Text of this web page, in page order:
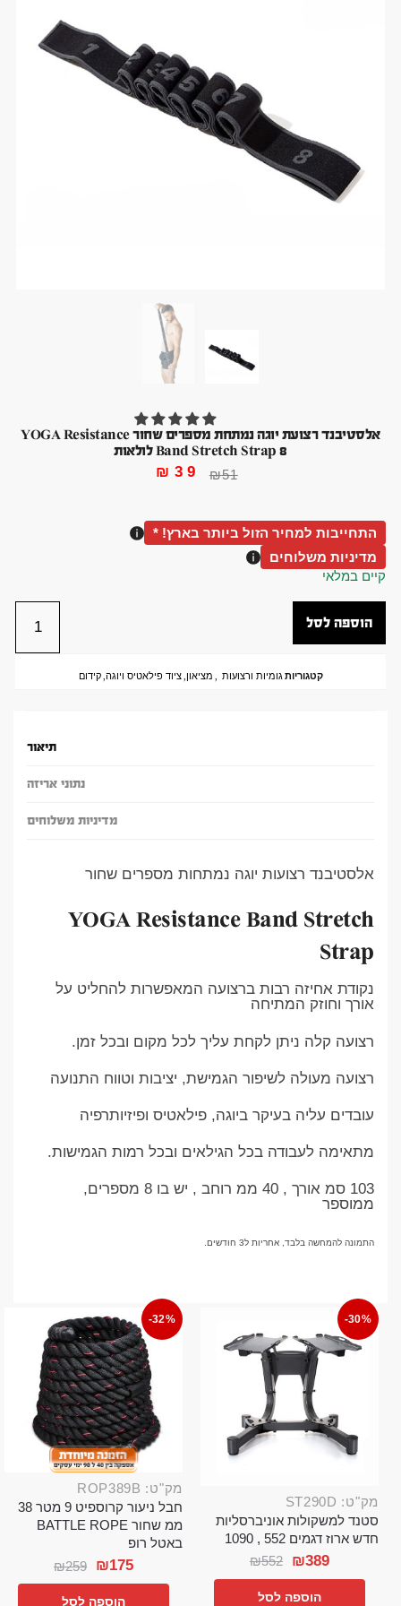
אלסטיבנד רצועת יוגה נמתחת מספרים שחור YOGA Resistance
Band Stretch Strap 8 לולאות
₪51
₪ 39
התחייבות למחיר הזול ביותר בארץ! *
מדיניות משלוחים
קיים במלאי
הוספה לסל
קטגוריות גומיות ורצועות , מציאון,ציוד פילאטיס ויוגה,קידום
תיאור
נתוני אריזה
מדיניות משלוחים
אלסטיבנד רצועות יוגה נמתחות מספרים שחור
YOGA Resistance Band Stretch
Strap
נקודת אחיזה רבות ברצועה המאפשרות להחליט על
אורך וחוזק המתיחה
רצועה קלה ניתן לקחת עליך לכל מקום ובכל זמן.
רצועה מעולה לשיפור הגמישת, יציבות וטווח התנועה
עובדים עליה בעיקר ביוגה, פילאטיס ופיזיותרפיה
מתאימה לעבודה בכל הגילאים ובכל רמות הגמישות.
103 סמ אורך , 40 ממ רוחב , יש בו 8 מספרים,
ממוספר
התמונה להמחשה בלבד, אחריות ל3 חודשים.
-30%
מק"ט: ST290D
סטנד למשקולות אוניברסליות
חדש ארוז דגמים 552 , 1090
₪552 ₪389
הוספה לסל
-32%
מק"ט: ROP389B
חבל ניעור קרוספיט 9 מטר 38
ממ שחור BATTLE ROPE
באטל רופ
₪259 ₪175
הוספה לסל